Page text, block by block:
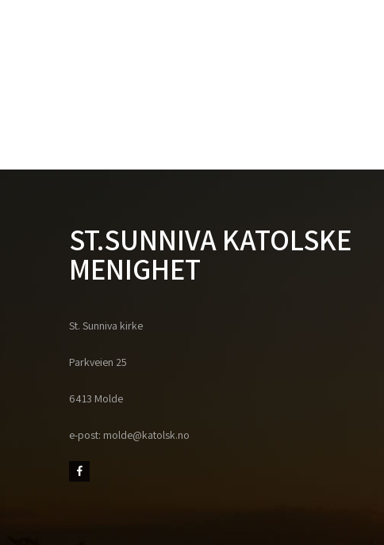
ST.SUNNIVA KATOLSKE
MENIGHET
St. Sunniva kirke
Parkveien 25
6413 Molde
e-post: molde@katolsk.no